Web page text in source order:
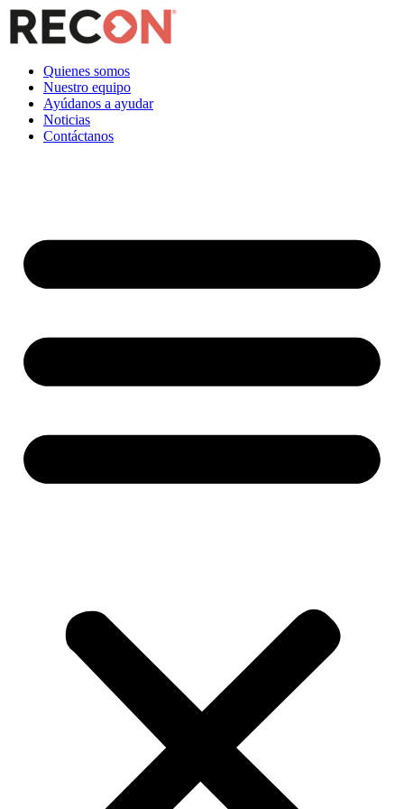
Quienes somos
Nuestro equipo
Ayúdanos a ayudar
Noticias
Contáctanos